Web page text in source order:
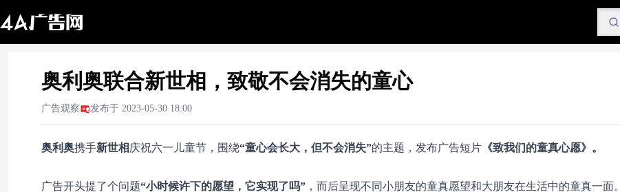
奥利奥联合新世相，致敬不会消失的童心
广告观察 发布于 2023-05-30 18:00
奥利奥携手新世相庆祝六一儿童节，围绕“童心会长大，但不会消失”的主题，发布广告短片 《致我们的童真心愿》。
广告开头提了个问题“小时候许下的愿望，它实现了吗” ，而后呈现不同小朋友的童真愿望和大朋友在生活中的童真一面。